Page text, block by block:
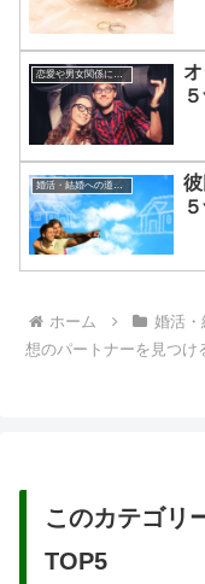
恋愛や男女関係についてのあれこれ
婚活・結婚への道のり
ホーム 婚活・
想のパートナーを見つけ
このカテゴリ
TOP5